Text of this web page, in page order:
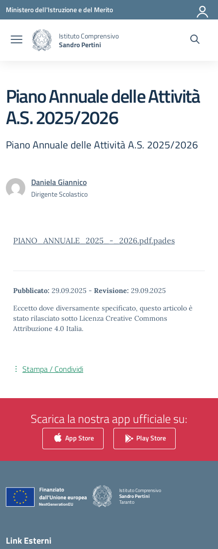
Vai ai contenuti
Vai al menu di navigazione
Vai al footer
Ministero dell'Istruzione e del Merito
Istituto Comprensivo
Sandro Pertini
Piano Annuale delle Attività
A.S. 2025/2026
Piano Annuale delle Attività A.S. 2025/2026
Daniela Giannico
Dirigente Scolastico
PIANO_ANNUALE_2025_-_2026.pdf.pades
Pubblicato: 29.09.2025 - Revisione: 29.09.2025
Eccetto dove diversamente specificato, questo articolo è
stato rilasciato sotto Licenza Creative Commons
Attribuzione 4.0 Italia.
Stampa / Condividi
Scarica la nostra app ufficiale su:
App Store Play Store
Istituto Comprensivo
Sandro Pertini
Taranto
Link Esterni